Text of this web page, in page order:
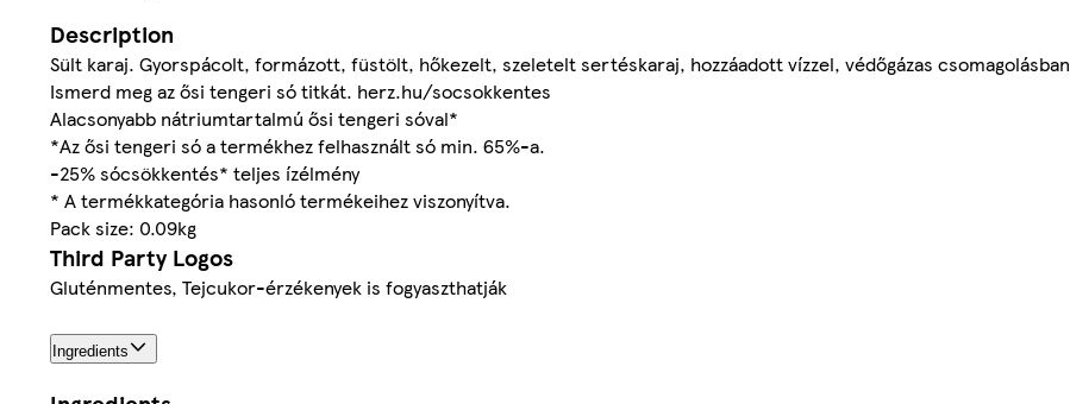
Description
Sült karaj. Gyorspácolt, formázott, füstölt, hőkezelt, szeletelt sertéskaraj, hozzáadott vízzel, védőgázas csomagolásban
Ismerd meg az ősi tengeri só titkát. herz.hu/socsokkentes
Alacsonyabb nátriumtartalmú ősi tengeri sóval*
*Az ősi tengeri só a termékhez felhasznált só min. 65%-a.
-25% sócsökkentés* teljes ízélmény
* A termékkategória hasonló termékeihez viszonyítva.
Pack size: 0.09kg
Third Party Logos
Gluténmentes, Tejcukor-érzékenyek is fogyaszthatják
Ingredients